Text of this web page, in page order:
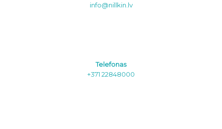
info@nillkin.lv
Telefonas
+371 22848000